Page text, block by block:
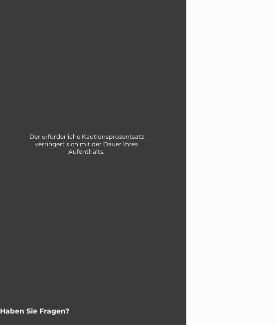
Der erforderliche Kautionsprozentsatz
verringert sich mit der Dauer Ihres
Aufenthalts.
Haben Sie Fragen?